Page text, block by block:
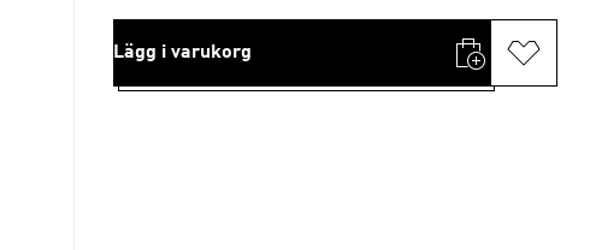
Lägg i varukorg